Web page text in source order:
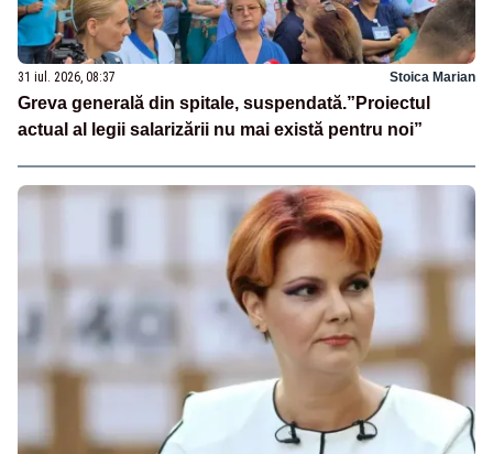
31 iul. 2026, 08:37 Stoica Marian
Greva generală din spitale, suspendată.”Proiectul
actual al legii salarizării nu mai există pentru noi”